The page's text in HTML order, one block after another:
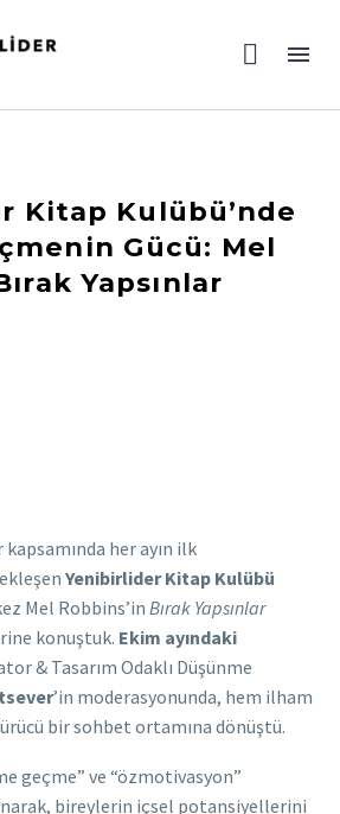
Kitap Kulübü’nde
Gücü: Mel
Yapsınlar
her ayın ilk
Yenibirlider Kitap Kulübü
Mel Robbins’in Bırak Yapsınlar
konuştuk. Ekim ayındaki
& Tasarım Odaklı Düşünme
’in moderasyonunda, hem ilham
bir sohbet ortamına dönüştü.
geçme” ve “özmotivasyon”
bireylerin içsel potansiyellerini